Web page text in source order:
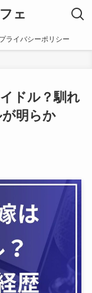
ェ
プライバシーポリシー
ドル？馴れ
明らか